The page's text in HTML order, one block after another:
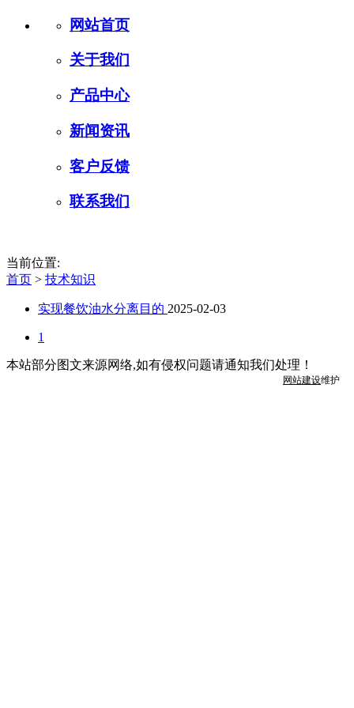
网站首页
关于我们
产品中心
新闻资讯
客户反馈
联系我们
当前位置:
首页 > 技术知识
实现餐饮油水分离目的 2025-02-03
1
本站部分图文来源网络,如有侵权问题请通知我们处理！
网站建设维护